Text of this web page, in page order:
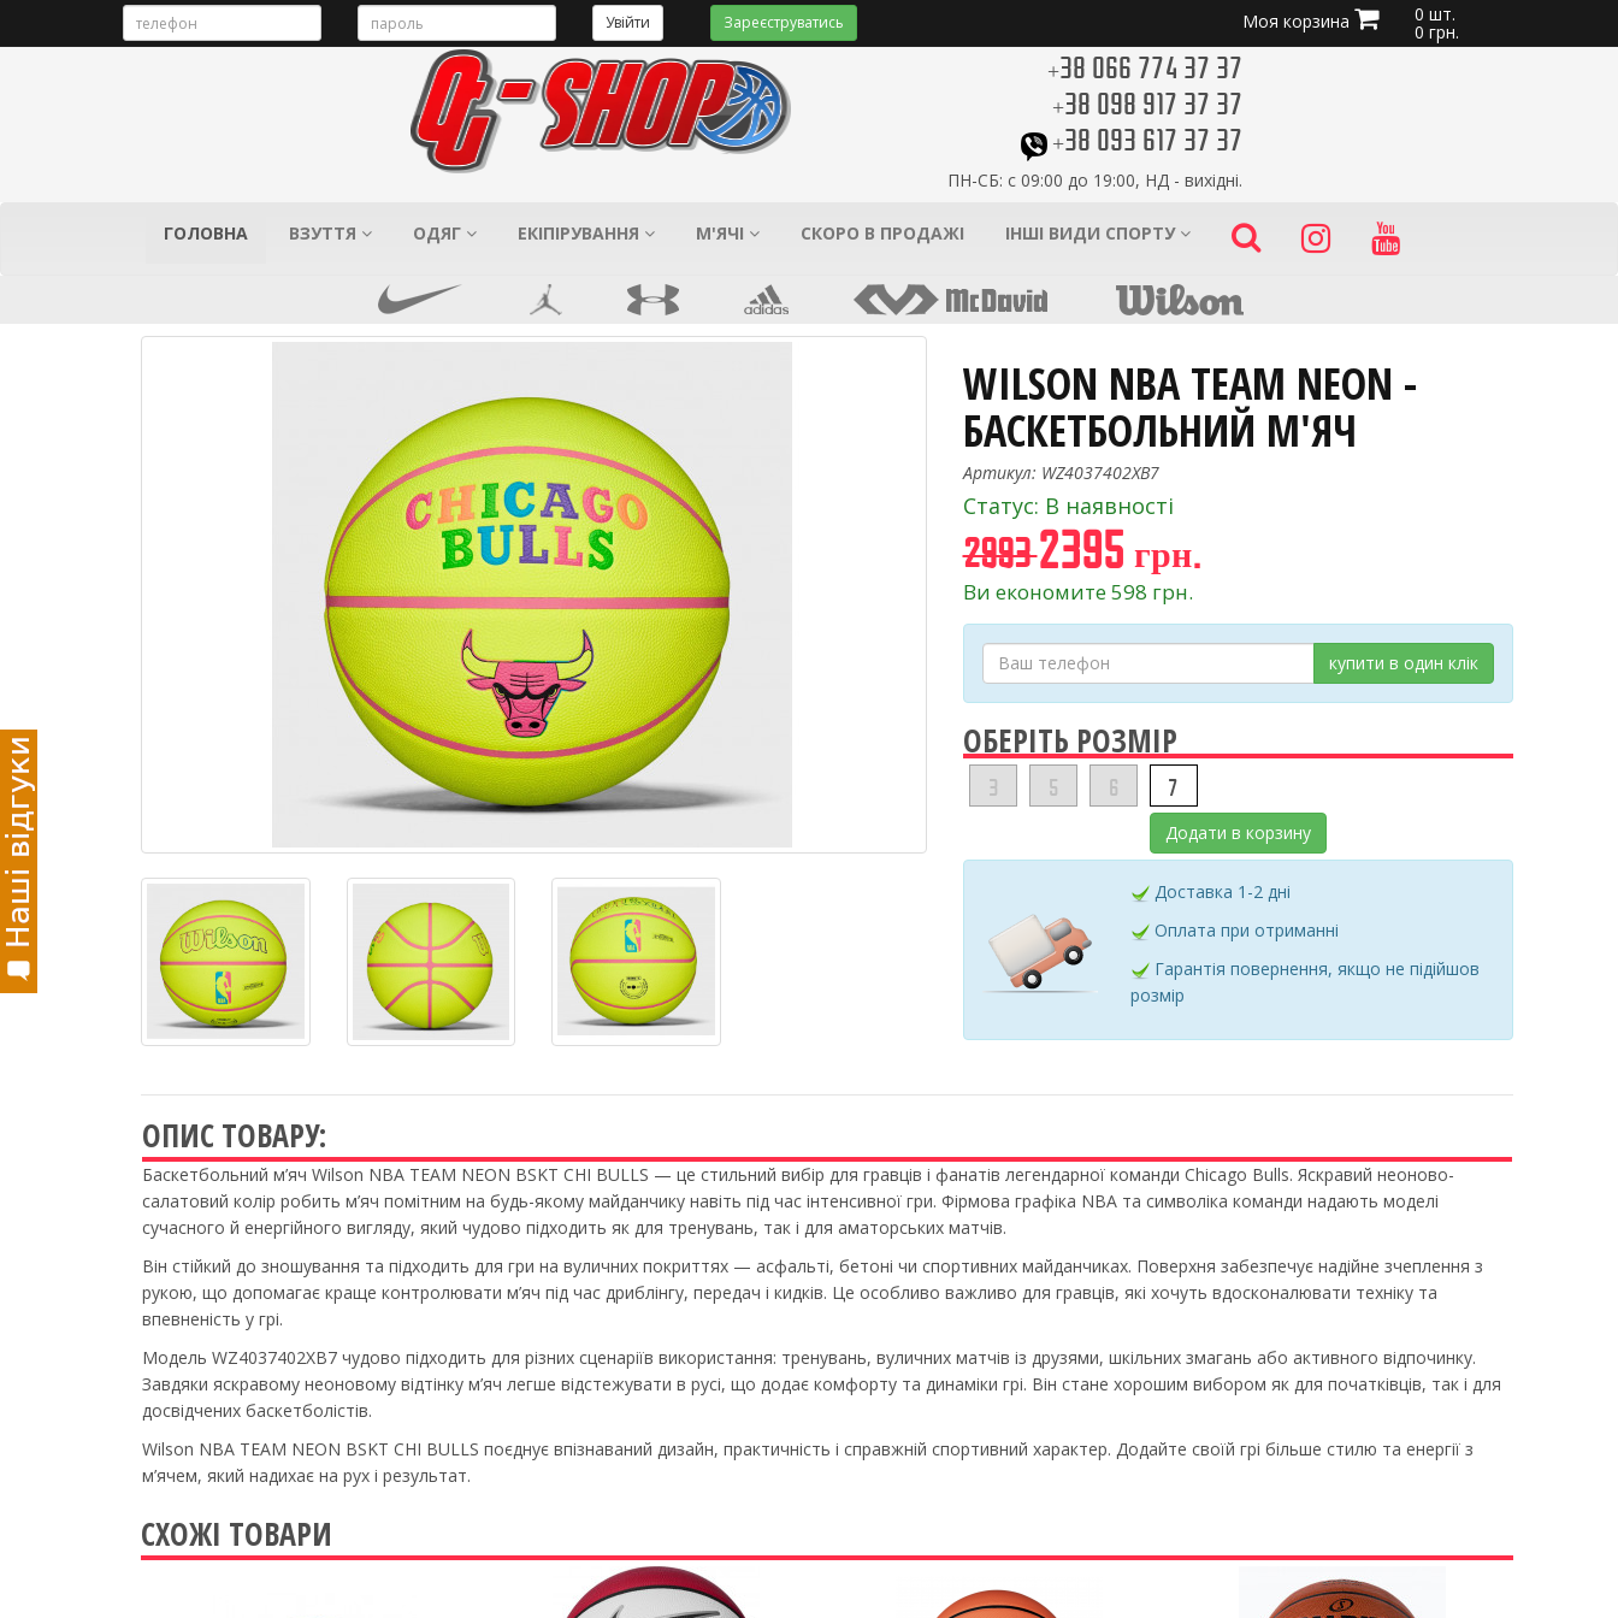
Увійти Зареєструватись Моя корзина 0 шт.
0 грн.
+38 066 774 37 37
+38 098 917 37 37
+38 093 617 37 37
ПН-СБ: с 09:00 до 19:00, НД - вихідні.
ГОЛОВНА ВЗУТТЯ ОДЯГ ЕКІПІРУВАННЯ М'ЯЧІ СКОРО В ПРОДАЖІ ІНШІ ВИДИ СПОРТУ
WILSON NBA TEAM NEON -
БАСКЕТБОЛЬНИЙ М'ЯЧ
Артикул: WZ4037402XB7
Статус: В наявності
29932395 грн.
Ви економите 598 грн.
купити в один клік
ОБЕРІТЬ РОЗМІР
3 5 6 7
Додати в корзину
Доставка 1-2 дні
Оплата при отриманні
Гарантія повернення, якщо не підійшов
розмір
ОПИС ТОВАРУ:
Баскетбольний м’яч Wilson NBA TEAM NEON BSKT CHI BULLS — це стильний вибір для гравців і фанатів легендарної команди Chicago Bulls. Яскравий неоново-
салатовий колір робить м’яч помітним на будь-якому майданчику навіть під час інтенсивної гри. Фірмова графіка NBA та символіка команди надають моделі
сучасного й енергійного вигляду, який чудово підходить як для тренувань, так і для аматорських матчів.
Він стійкий до зношування та підходить для гри на вуличних покриттях — асфальті, бетоні чи спортивних майданчиках. Поверхня забезпечує надійне зчеплення з
рукою, що допомагає краще контролювати м’яч під час дриблінгу, передач і кидків. Це особливо важливо для гравців, які хочуть вдосконалювати техніку та
впевненість у грі.
Модель WZ4037402XB7 чудово підходить для різних сценаріїв використання: тренувань, вуличних матчів із друзями, шкільних змагань або активного відпочинку.
Завдяки яскравому неоновому відтінку м’яч легше відстежувати в русі, що додає комфорту та динаміки грі. Він стане хорошим вибором як для початківців, так і для
досвідчених баскетболістів.
Wilson NBA TEAM NEON BSKT CHI BULLS поєднує впізнаваний дизайн, практичність і справжній спортивний характер. Додайте своїй грі більше стилю та енергії з
м’ячем, який надихає на рух і результат.
СХОЖІ ТОВАРИ